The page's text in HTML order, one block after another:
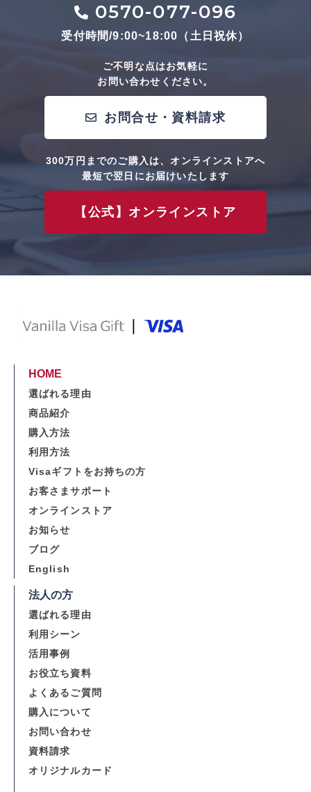
0570-077-096
受付時間/9:00~18:00（土日祝休）
ご不明な点はお気軽に
お問い合わせください。
お問合せ・資料請求
300万円までのご購入は、オンラインストアへ
最短で翌日にお届けいたします
【公式】オンラインストア
HOME
選ばれる理由
商品紹介
購入方法
利用方法
Visaギフトをお持ちの方
お客さまサポート
オンラインストア
お知らせ
ブログ
English
法人の方
選ばれる理由
利用シーン
活用事例
お役立ち資料
よくあるご質問
購入について
お問い合わせ
資料請求
オリジナルカード